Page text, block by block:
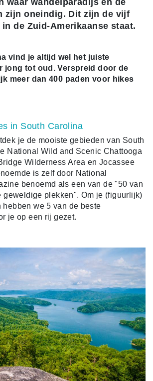
waar wandelparadijs en de
zijn oneindig. Dit zijn de vijf
de Zuid-Amerikaanse staat.
vind je altijd wel het juiste
jong tot oud. Verspreid door de
meer dan 400 paden voor hikes
in South Carolina
je de mooiste gebieden van South
National Wild and Scenic Chattooga
Wilderness Area en Jocassee
is zelf door National
benoemd als een van de "50 van
geweldige plekken". Om je (figuurlijk)
hebben we 5 van de beste
je op een rij gezet.